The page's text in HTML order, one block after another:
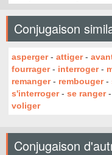
Conjugaison
asperger- attiger-
fourrager- interroger-
remanger- rembouger-
s'interroger- se ranger-
voliger
Conjugaison